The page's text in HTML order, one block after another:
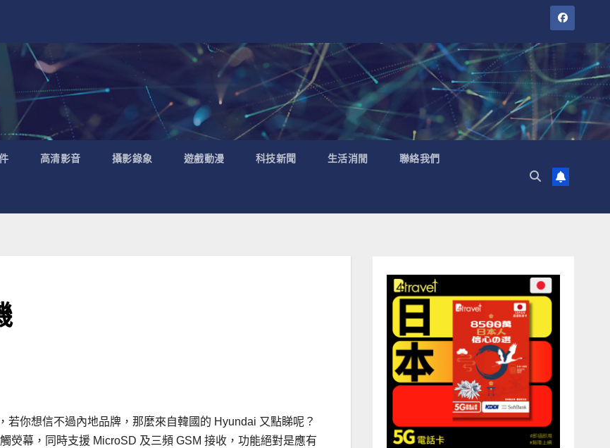
高清影音 攝影錄象 遊戲動漫 科技新聞 生活消閒 聯絡我們
你想信不過內地品牌，那麼來自韓國的 Hyundai 又點睇呢？
熒幕，同時支援 MicroSD 及三頻 GSM 接收，功能絕對是應有